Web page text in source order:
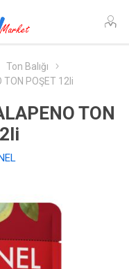
Ton Balığı
TON POŞET 12li
TON